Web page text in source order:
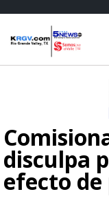
disculpa
efecto